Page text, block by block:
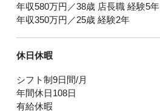
年収580万円／38歳 店長職 経験5年
年収350万円／25歳 経験2年
休日休暇
シフト制9日間/月
年間休日108日
有給休暇